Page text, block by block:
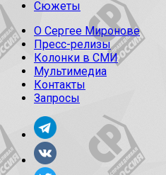
Сюжеты
О Сергее Миронове
Пресс-релизы
Колонки в СМИ
Мультимедиа
Контакты
Запросы